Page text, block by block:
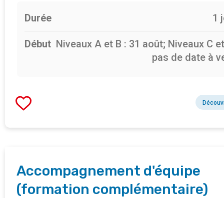
Durée 1
Début Niveaux A et B : 31 août; Niveaux C
pas de date à
Accompagnement d'équipe
(formation complémentaire)